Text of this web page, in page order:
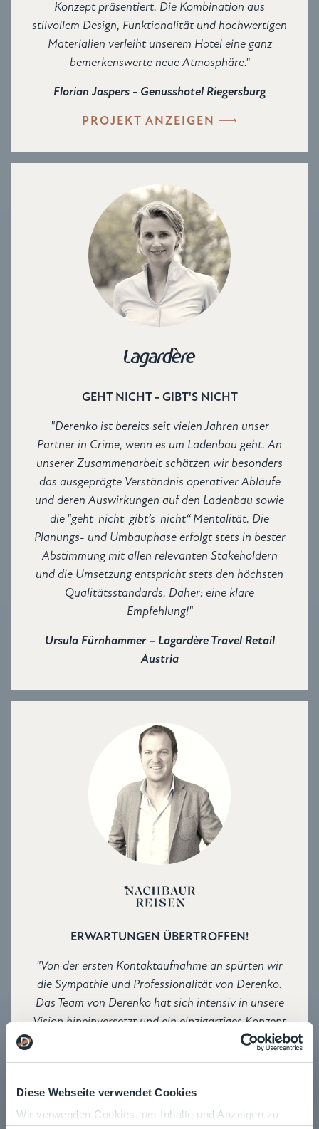
Diese Webseite verwendet Cookies
Wir verwenden Cookies, um Inhalte und Anzeigen zu
Konzept präsentiert. Die Kombination aus
stilvollem Design, Funktionalität und hochwertigen
Materialien verleiht unserem Hotel eine ganz
bemerkenswerte neue Atmosphäre."
Florian Jaspers - Genusshotel Riegersburg
PROJEKT ANZEIGEN
GEHT NICHT - GIBT'S NICHT
"Derenko ist bereits seit vielen Jahren unser
Partner in Crime, wenn es um Ladenbau geht. An
unserer Zusammenarbeit schätzen wir besonders
das ausgeprägte Verständnis operativer Abläufe
und deren Auswirkungen auf den Ladenbau sowie
die "geht-nicht-gibt’s-nicht“ Mentalität. Die
Planungs- und Umbauphase erfolgt stets in bester
Abstimmung mit allen relevanten Stakeholdern
und die Umsetzung entspricht stets den höchsten
Qualitätsstandards. Daher: eine klare
Empfehlung!"
Ursula Fürnhammer – Lagardère Travel Retail
Austria
ERWARTUNGEN ÜBERTROFFEN!
"Von der ersten Kontaktaufnahme an spürten wir
die Sympathie und Professionalität von Derenko.
Das Team von Derenko hat sich intensiv in unsere
Vision hineinversetzt und ein einzigartiges Konzept
entwickelt, das unsere Erwartungen übertroffen
hat."
Michael Nachbaur – Nachbaur Reisen
PROJEKT ANZEIGEN